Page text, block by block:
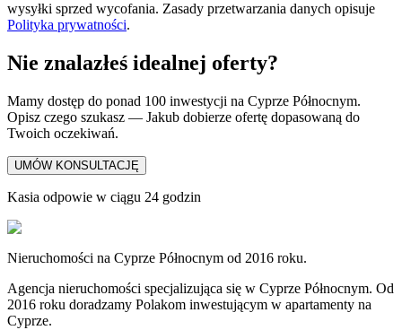
wysyłki sprzed wycofania. Zasady przetwarzania danych opisuje
Polityka prywatności.
Nie znalazłeś idealnej oferty?
Mamy dostęp do ponad 100 inwestycji na Cyprze Północnym.
Opisz czego szukasz — Jakub dobierze ofertę dopasowaną do
Twoich oczekiwań.
UMÓW KONSULTACJĘ
Kasia odpowie w ciągu 24 godzin
Nieruchomości na Cyprze Północnym od 2016 roku.
Agencja nieruchomości specjalizująca się w Cyprze Północnym. Od
2016 roku doradzamy Polakom inwestującym w apartamenty na
Cyprze.